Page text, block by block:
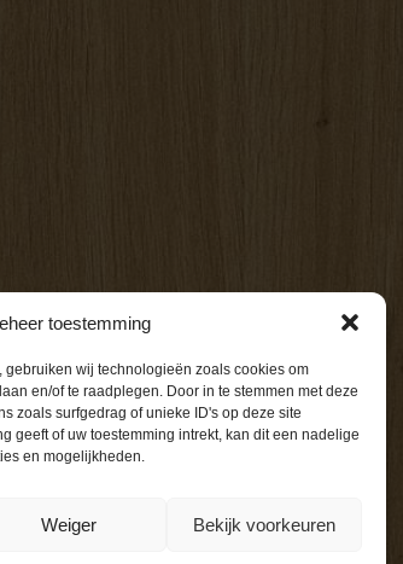
toestemming
gebruiken wij technologieën zoals cookies om
en/of te raadplegen. Door in te stemmen met deze
zoals surfgedrag of unieke ID's op deze site
geeft of uw toestemming intrekt, kan dit een nadelige
en mogelijkheden.
Weiger Bekijk voorkeuren